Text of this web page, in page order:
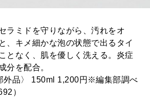
ラミドを守りながら、汚れをオ
、キメ細かな泡の状態で出るタイ
となく、肌を優しく洗える。炎症
分を配合。
外品〉 150ml 1,200円※編集部調べ
）